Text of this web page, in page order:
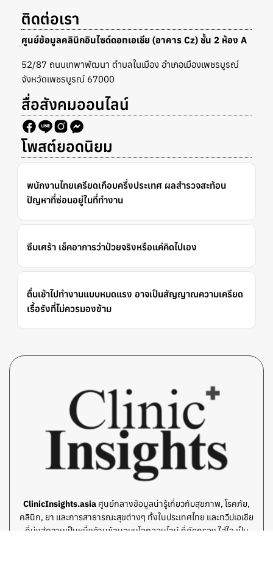
ติดต่อเรา
ศูนย์ข้อมูลคลินิกอินไซด์ดอทเอเชีย (อาคาร Cz) ชั้น 2 ห้อง A
52/87 ถนนเทพาพัฒนา ตำบลในเมือง อำเภอเมืองเพชรบูรณ์
จังหวัดเพชรบูรณ์ 67000
สื่อสังคมออนไลน์
โพสต์ยอดนิยม
พนักงานไทยเครียดเกือบครึ่งประเทศ ผลสำรวจสะท้อน
ปัญหาที่ซ่อนอยู่ในที่ทำงาน
ซึมเศร้า เช็คอาการว่าป่วยจริงหรือแค่คิดไปเอง
ตื่นเช้าไปทำงานแบบหมดแรง อาจเป็นสัญญาณความเครียด
เรื้อรังที่ไม่ควรมองข้าม
ClinicInsights.asia ศูนย์กลางข้อมูลน่ารู้เกี่ยวกับสุขภาพ, โรคภัย,
คลินิก, ยา และการสาธารณะสุขต่างๆ ทั้งในประเทศไทย และทวีปเอเชีย
ที่มุ่งสู่ความเป็นหนึ่งด้านข้อมูลบนโลกออนไลน์ ที่คัดกรอง ใส่ใจ เป็น